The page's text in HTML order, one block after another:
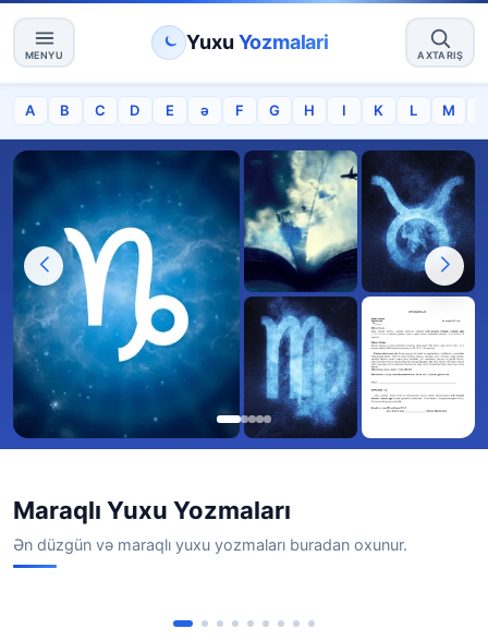
MENYU
Yuxu Yozmalari
AXTARIŞ
A B C D E ə F G H I K L M
Yuxu
nedir?
Buğa bürcü
yüksəlişi
Maraqlı Yuxu Yozmaları
Ən düzgün və maraqlı yuxu yozmaları buradan oxunur.
Yuxuda lotereyada pul
udmaq